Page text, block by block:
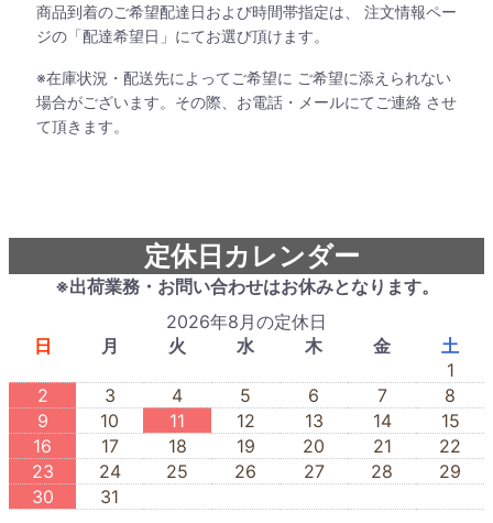
商品到着のご希望配達日および時間帯指定は、 注文情報ペー
ジの「配達希望日」にてお選び頂けます。
※在庫状況・配送先によってご希望に ご希望に添えられない
場合がございます。その際、お電話・メールにてご連絡 させ
て頂きます。
定休日カレンダー
※出荷業務・お問い合わせはお休みとなります。
2026年8月の定休日
日
月 火 水 木 金
土
1
2
3 4 5 6 7
8
9
10 11 12 13 14
15
16
17 18 19 20 21
22
23
24 25 26 27 28
29
30
31